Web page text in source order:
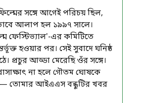
সঙ্গে আগেই পরিচয় ছিল,
আলাপ হল ১৯৯৭ সালে।
ফেস্টিভ্যাল'-এর কমিটিতে
হওয়ার পর। সেই সুবাদে ঘনিষ্ঠ
প্রচুর আড্ডা মেরেছি ওঁর সঙ্গে।
না হলে গৌতম ঘোষকে
তোমার আইএএস বন্ধুটির খবর